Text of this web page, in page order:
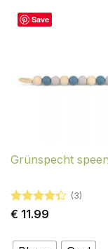
Save
Grünspecht
Gewaardeerd
(3)
€ 11.99